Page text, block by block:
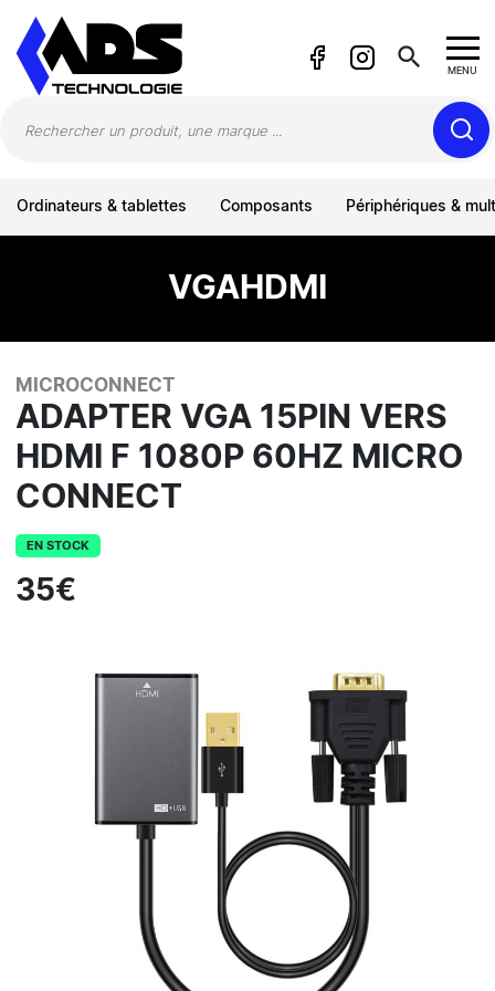
search MENU
Ordinateurs & tablettes Composants Périphériques &
VGAHDMI
MICROCONNECT
ADAPTER VGA 15PIN VERS
HDMI F 1080P 60HZ MICRO
CONNECT
EN STOCK
35€